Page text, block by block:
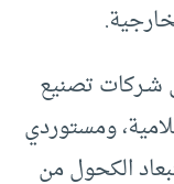
شـركات تصنيع
ومستوردي
الكحول من